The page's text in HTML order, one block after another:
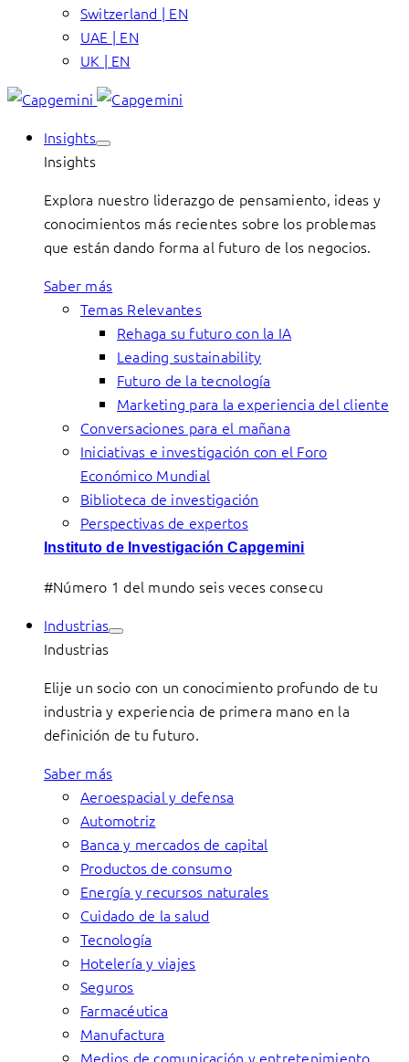
Switzerland | EN
UAE | EN
UK | EN
Insights
Insights
Explora nuestro liderazgo de pensamiento, ideas y
conocimientos más recientes sobre los problemas
que están dando forma al futuro de los negocios.
Saber más
Temas Relevantes
Rehaga su futuro con la IA
Leading sustainability
Futuro de la tecnología
Marketing para la experiencia del cliente
Conversaciones para el mañana
Iniciativas e investigación con el Foro
Económico Mundial
Biblioteca de investigación
Perspectivas de expertos
Instituto de Investigación Capgemini
#Número 1 del mundo seis veces consecu
Industrias
Industrias
Elije un socio con un conocimiento profundo de tu
industria y experiencia de primera mano en la
definición de tu futuro.
Saber más
Aeroespacial y defensa
Automotriz
Banca y mercados de capital
Productos de consumo
Energía y recursos naturales
Cuidado de la salud
Tecnología
Hotelería y viajes
Seguros
Farmacéutica
Manufactura
Medios de comunicación y entretenimiento